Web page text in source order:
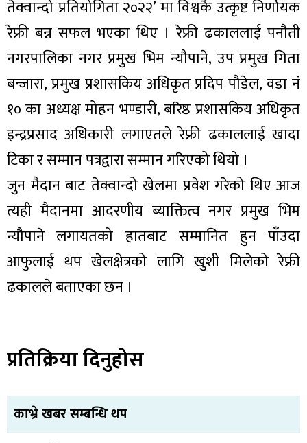
तेक्वान्दो प्रतियोगिता २०२२’ मा विश्वकै उत्कृष्ट निर्णायक
रेफ्री बन्न सफल भएका थिए । रेफ्री ढकाललाई पनौती
नगरपालिका नगर प्रमुख भिम न्यौपाने, उप प्रमुख गिता
बन्जारा, प्रमुख प्रशासकिय अधिकृत प्रदिप पौडेल, वडा नं
१० का अध्यक्ष मोहन भण्डारी, बरिष्ठ प्रशासकिय अधिकृत
इन्द्रप्रसाद अधिकारी लगाएतले रेफ्री ढकाललाई खादा
टिका र सम्मान पत्रद्वारा सम्मान गरिएको थियो ।
जुन मैदान बाट तेक्वान्दो खेलमा प्रवेश गरेको थिए आज
त्यही मैदानमा आदरणीय ब्याक्तित्व नगर प्रमुख भिम
न्यौपाने लगायतको हातबाट सम्मानित हुन पाँउदा
आफुलाई थप खेलक्षेत्रको लागि खुशी मिलेको रेफ्री
ढकालले बताएका छन ।
प्रतिक्रिया दिनुहोस
काभ्रे खबर सम्बन्धि थप